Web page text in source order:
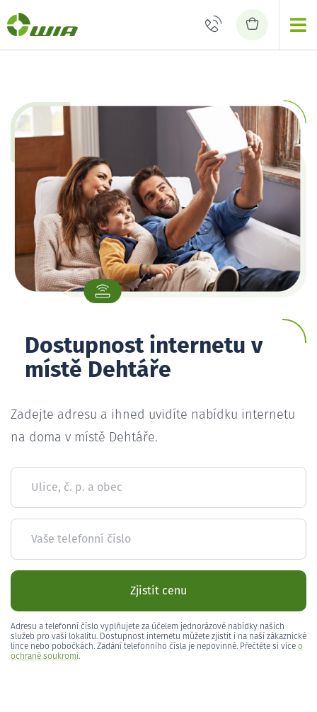
Dostupnost internetu v
místě Dehtáře
Zadejte adresu a ihned uvidíte nabídku internetu
na doma v místě Dehtáře.
Ulice, č. p. a obec
Vaše telefonní číslo
Zjistit cenu
Adresu a telefonní číslo vyplňujete za účelem jednorázové nabídky našich
služeb pro vaši lokalitu. Dostupnost internetu můžete zjistit i na naší zákaznické
lince nebo pobočkách. Zadání telefonního čísla je nepovinné. Přečtěte si více o
ochraně soukromí.